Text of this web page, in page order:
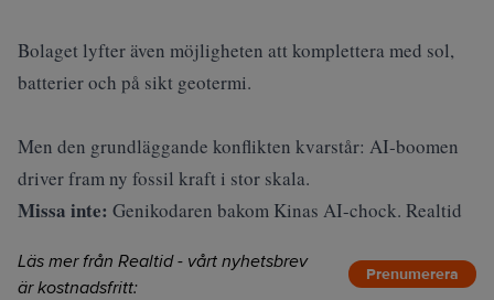
Bolaget lyfter även möjligheten att komplettera med sol,
batterier och på sikt geotermi.
Men den grundläggande konflikten kvarstår: AI‑boomen
driver fram ny fossil kraft i stor skala.
Missa inte: Genikodaren bakom Kinas AI-chock. Realtid
Läs mer från Realtid - vårt nyhetsbrev
är kostnadsfritt:
Prenumerera